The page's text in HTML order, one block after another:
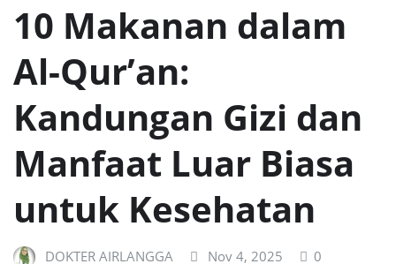
10 Makanan dalam
Al-Qur’an:
Kandungan Gizi dan
Manfaat Luar Biasa
untuk Kesehatan
DOKTER AIRLANGGA Nov 4, 2025 0